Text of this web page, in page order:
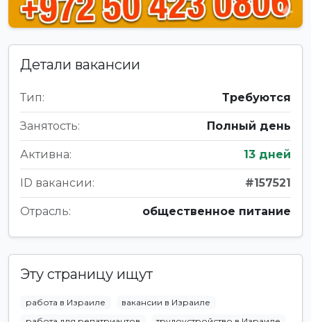
Детали вакансии
Тип: Требуются
Занятость: Полный день
Активна: 13 дней
ID вакансии: #157521
Отрасль: общественное питание
Эту страницу ищут
работа в Израиле
вакансии в Израиле